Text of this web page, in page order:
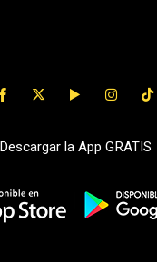
Descargar la App GRATIS